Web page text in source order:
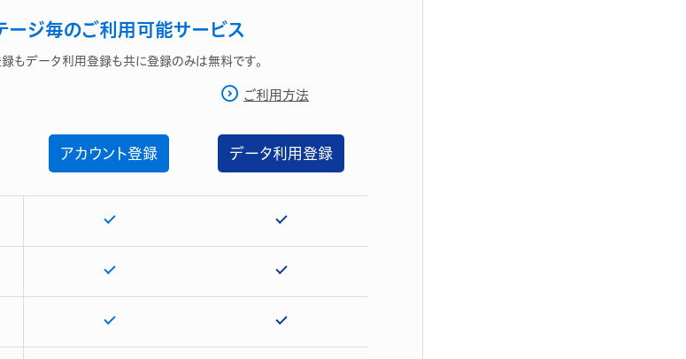
ージ毎のご利用可能サービス
もデータ利用登録も共に登録のみは無料です。
ご利用方法
アカウント登録 データ利用登録